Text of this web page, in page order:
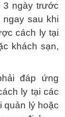
3 ngày trước
ngay sau khi
cách ly tại
khách sạn,
đáp ứng
ly tại các
quản lý hoặc